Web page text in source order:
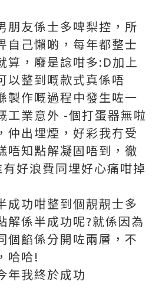
朋友係士多啤梨控，所
自己懶啲，每年都整士
算，廢是諗咁多:D加上
以整到嘅款式真係唔
製作嘅過程中發生咗一
工業意外 -個打蛋器無啦
仲出埋煙，好彩我冇受
唔知點解凝固唔到，徹
好浪費同埋好心痛咁掉
成功咁整到個靚靚士多
解係半成功呢?就係因為
個餡係分開咗兩層，不
哈哈!
年我終於成功